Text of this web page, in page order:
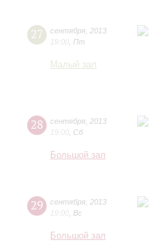
27 сентября 2013
19:00 Пт
Малый зал
28 сентября 2013
19:00 Сб
Большой зал
29 сентября 2013
19:00 Вс
Большой зал